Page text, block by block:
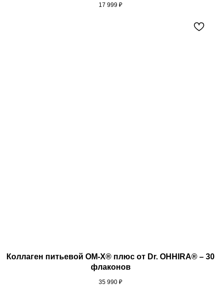
17 999 ₽
Коллаген питьевой ОМ-Х® плюс от Dr. OHHIRA® – 30
флаконов
35 990 ₽